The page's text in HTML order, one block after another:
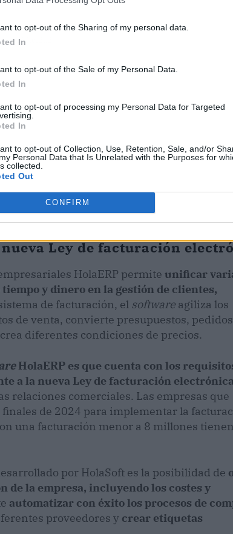
to opt-out of the Sharing of my personal data.
In
to opt-out of the Sale of my Personal Data.
In
to opt-out of processing my Personal Data for Targeted
In
to opt-out of Collection, Use, Retention, Sale, and/or
Personal Data that Is Unrelated with the Purposes for
collected.
Out
CONFIRM
Publicidad
Ley de facturación
HolaERP permite unificar
y dinero en la gestión de clientes,
de facturación, el software agiliza los
de venta, convierte presupuestos,
diferentes condiciones de precios.
HolaERP es que cuenta con los
a la nueva Ley de facturación electrónica
relaciones comerciales. Las empresas que
de 2024 para implementar la
una facturación menor a 8 millones
por HolaSoft es la posibilidad de
la empresa, incluyendo los costes y
automatizar con éxito los procesos de
proveedores y crear etiquetas